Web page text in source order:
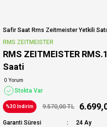
Safir Saat Rms Zeitmeister Yetkili
RMS ZEITMEISTER
RMS ZEITMEISTER
Saati
0 Yorum
Stokta Var
%30 İndirim 9.570,00 TL
Garanti Süresi
24 Ay